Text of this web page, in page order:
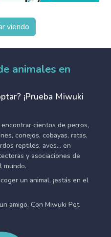
viendo
animales en
¡Prueba Miwuki
cientos de perros,
conejos, cobayas, ratas,
reptiles, aves... en
y asociaciones de
mundo.
un animal, ¡estás en el
amigo. Con Miwuki Pet